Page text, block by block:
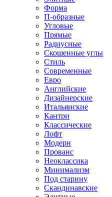
Форма
П-образные
Угловые
Прямые
Радиусные
Скошенные углы
Стиль
Современные
Евро
Английские
Дизайнерские
Итальянские
Кантри
Классические
Лофт
Модерн
Прованс
Неоклассика
Минимализм
Под старину
Скандинавские